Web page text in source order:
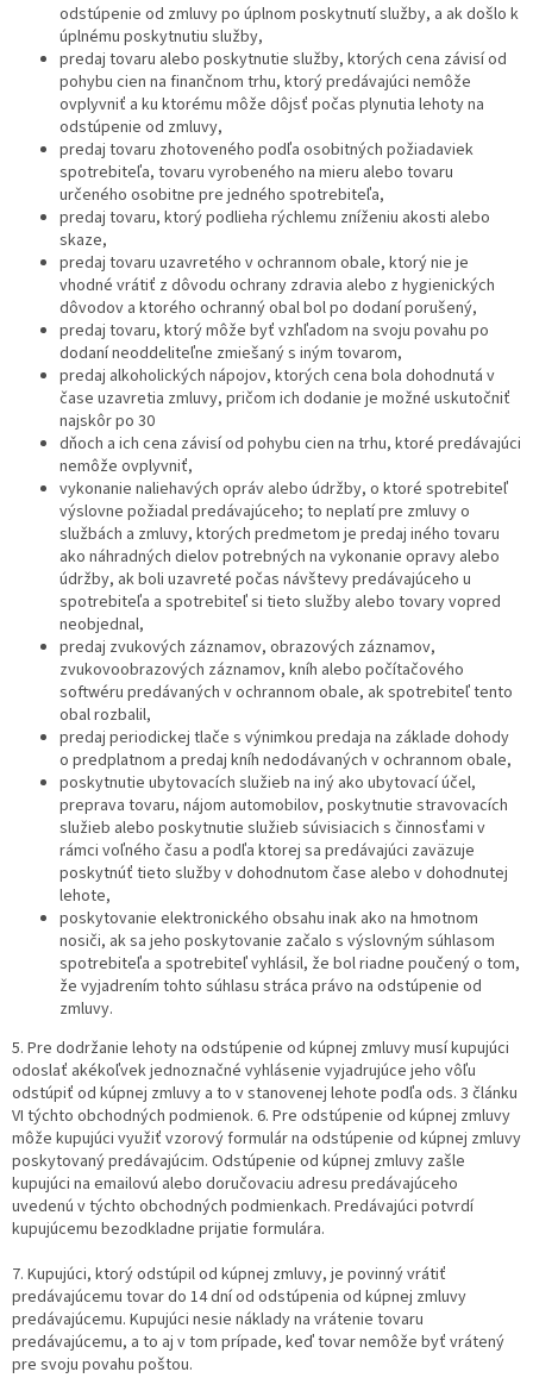
odstúpenie od zmluvy po úplnom poskytnutí služby, a ak došlo k
úplnému poskytnutiu služby,
predaj tovaru alebo poskytnutie služby, ktorých cena závisí od
pohybu cien na finančnom trhu, ktorý predávajúci nemôže
ovplyvniť a ku ktorému môže dôjsť počas plynutia lehoty na
odstúpenie od zmluvy,
predaj tovaru zhotoveného podľa osobitných požiadaviek
spotrebiteľa, tovaru vyrobeného na mieru alebo tovaru
určeného osobitne pre jedného spotrebiteľa,
predaj tovaru, ktorý podlieha rýchlemu zníženiu akosti alebo
skaze,
predaj tovaru uzavretého v ochrannom obale, ktorý nie je
vhodné vrátiť z dôvodu ochrany zdravia alebo z hygienických
dôvodov a ktorého ochranný obal bol po dodaní porušený,
predaj tovaru, ktorý môže byť vzhľadom na svoju povahu po
dodaní neoddeliteľne zmiešaný s iným tovarom,
predaj alkoholických nápojov, ktorých cena bola dohodnutá v
čase uzavretia zmluvy, pričom ich dodanie je možné uskutočniť
najskôr po 30
dňoch a ich cena závisí od pohybu cien na trhu, ktoré predávajúci
nemôže ovplyvniť,
vykonanie naliehavých opráv alebo údržby, o ktoré spotrebiteľ
výslovne požiadal predávajúceho; to neplatí pre zmluvy o
službách a zmluvy, ktorých predmetom je predaj iného tovaru
ako náhradných dielov potrebných na vykonanie opravy alebo
údržby, ak boli uzavreté počas návštevy predávajúceho u
spotrebiteľa a spotrebiteľ si tieto služby alebo tovary vopred
neobjednal,
predaj zvukových záznamov, obrazových záznamov,
zvukovoobrazových záznamov, kníh alebo počítačového
softwéru predávaných v ochrannom obale, ak spotrebiteľ tento
obal rozbalil,
predaj periodickej tlače s výnimkou predaja na základe dohody
o predplatnom a predaj kníh nedodávaných v ochrannom obale,
poskytnutie ubytovacích služieb na iný ako ubytovací účel,
preprava tovaru, nájom automobilov, poskytnutie stravovacích
služieb alebo poskytnutie služieb súvisiacich s činnosťami v
rámci voľného času a podľa ktorej sa predávajúci zaväzuje
poskytnúť tieto služby v dohodnutom čase alebo v dohodnutej
lehote,
poskytovanie elektronického obsahu inak ako na hmotnom
nosiči, ak sa jeho poskytovanie začalo s výslovným súhlasom
spotrebiteľa a spotrebiteľ vyhlásil, že bol riadne poučený o tom,
že vyjadrením tohto súhlasu stráca právo na odstúpenie od
zmluvy.
5. Pre dodržanie lehoty na odstúpenie od kúpnej zmluvy musí kupujúci
odoslať akékoľvek jednoznačné vyhlásenie vyjadrujúce jeho vôľu
odstúpiť od kúpnej zmluvy a to v stanovenej lehote podľa ods. 3 článku
VI týchto obchodných podmienok. 6. Pre odstúpenie od kúpnej zmluvy
môže kupujúci využiť vzorový formulár na odstúpenie od kúpnej zmluvy
poskytovaný predávajúcim. Odstúpenie od kúpnej zmluvy zašle
kupujúci na emailovú alebo doručovaciu adresu predávajúceho
uvedenú v týchto obchodných podmienkach. Predávajúci potvrdí
kupujúcemu bezodkladne prijatie formulára.
7. Kupujúci, ktorý odstúpil od kúpnej zmluvy, je povinný vrátiť
predávajúcemu tovar do 14 dní od odstúpenia od kúpnej zmluvy
predávajúcemu. Kupujúci nesie náklady na vrátenie tovaru
predávajúcemu, a to aj v tom prípade, keď tovar nemôže byť vrátený
pre svoju povahu poštou.